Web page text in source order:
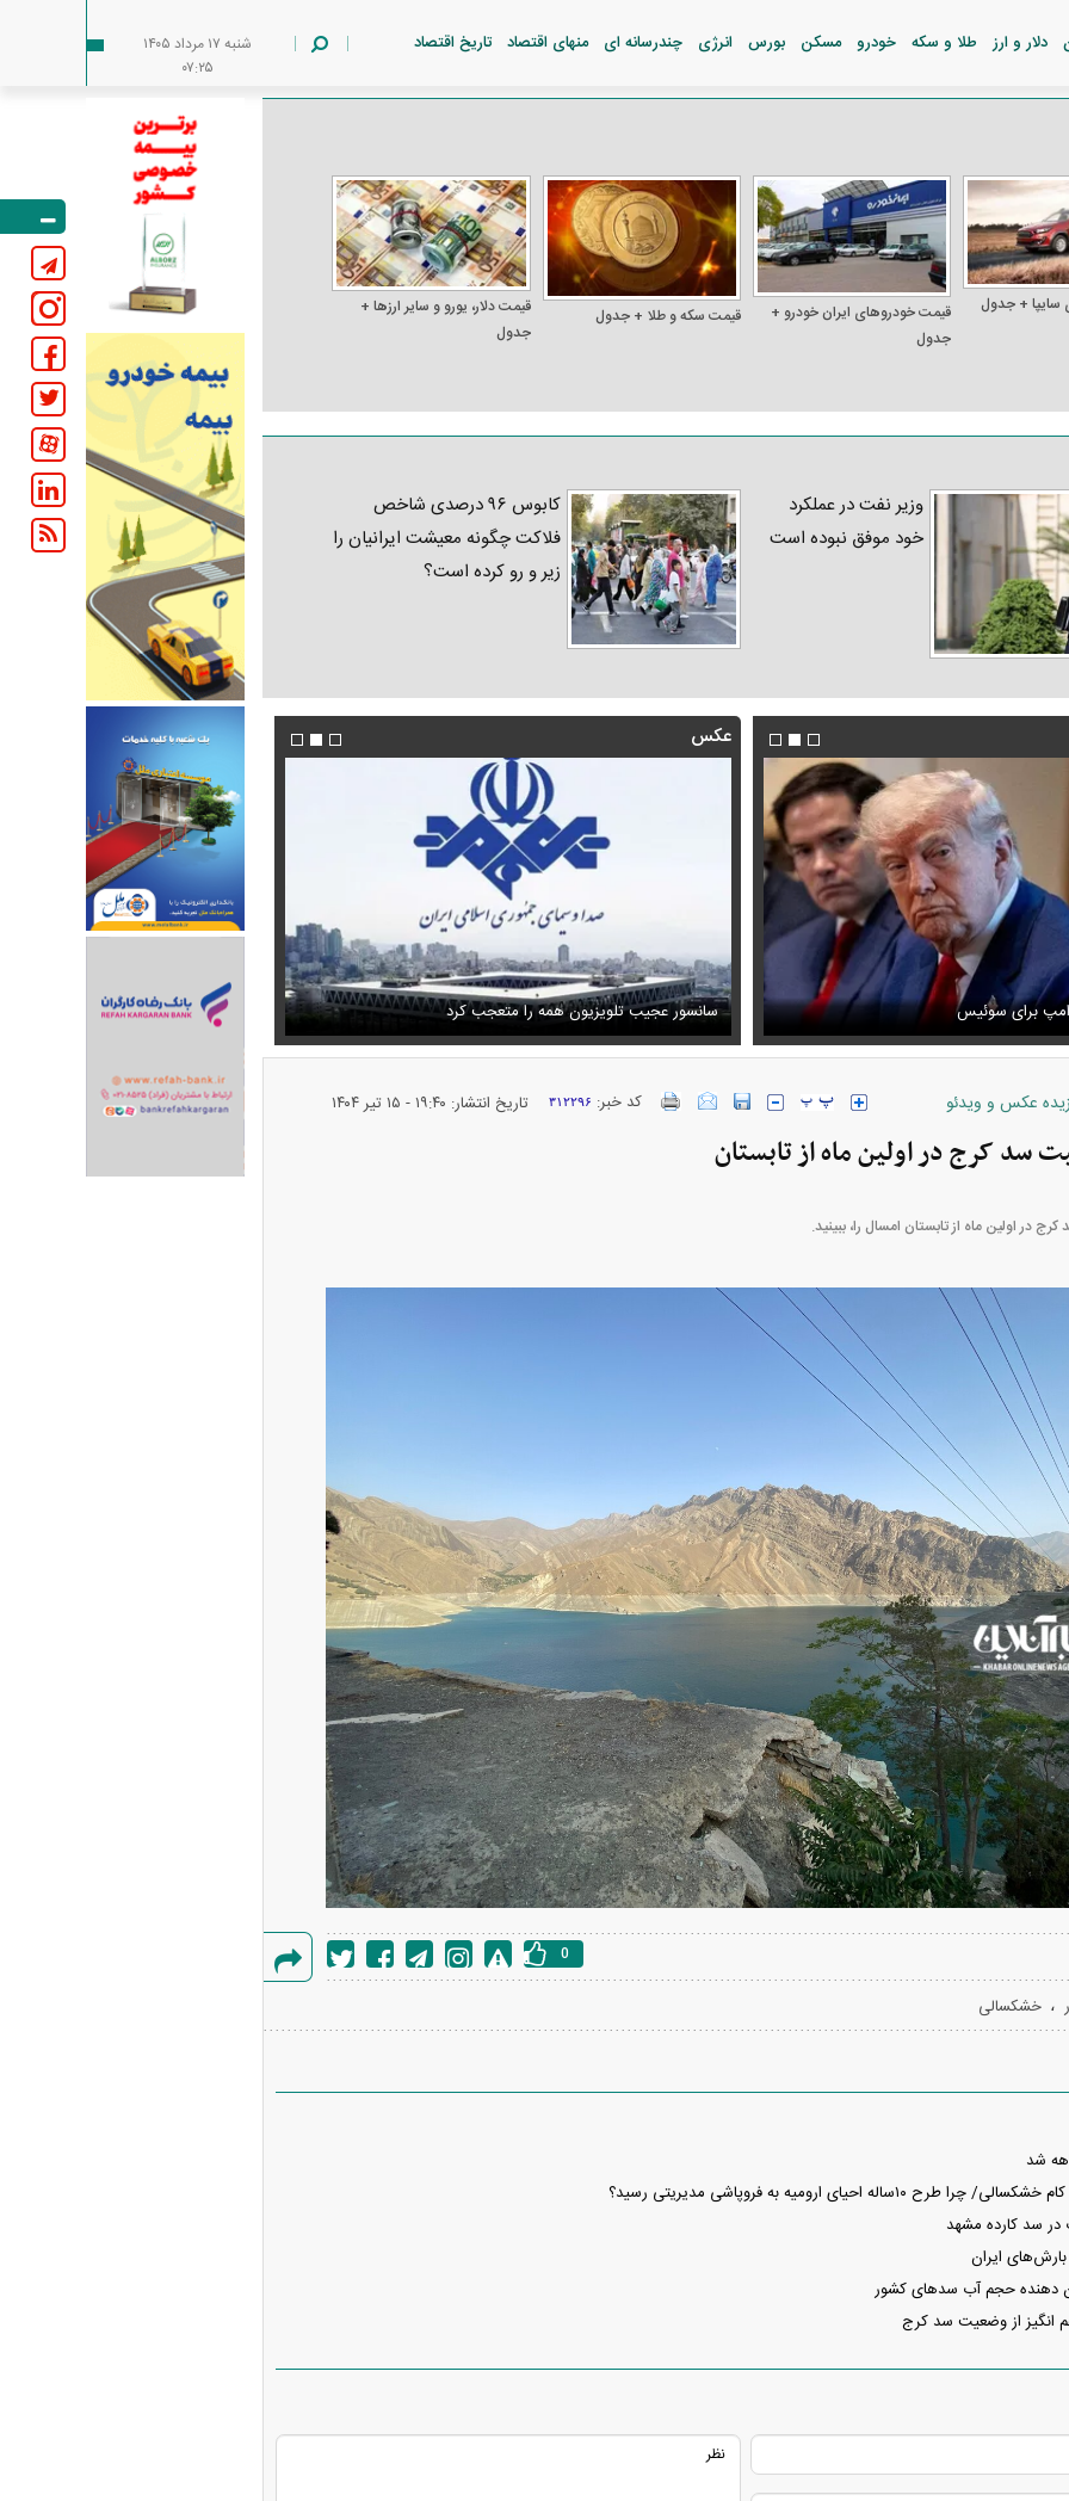
دلار و ارز طلا و سکه خودرو مسکن بورس انرژی چندرسانه ای منهای اقتصاد تاریخ اقتصاد
شنبه ۱۷ مرداد ۱۴۰۵
۰۷:۲۵
+ جدول
قیمت خودرو‌های ایران خودرو +
جدول
قیمت سکه و طلا + جدول
قیمت دلار، یورو و سایر ارز‌ها +
جدول
وزیر نفت در عملکرد
خود موفق نبوده است
کابوس ۹۶ درصدی شاخص
فلاکت چگونه معیشت ایرانیان را
زیر و رو کرده است؟
برای سوئیس
فیلم/ توصیه رهبر شهید درباره احتمال اسارت مجتبی و مصطفی
خامنه ای
فیلم/پزشکیان:از قالیباف خواهش کردیم که رئیس
شود
عکس
نوه ناصرالدین شاه در لباس دامادی سانسور عجیب تلویزیون همه را متعجب کرد استایل جدید صابر ابر در فضای مجازی
عکس و ویدئو کد خبر: ۳۱۲۲۹۶ تاریخ انتشار: ۱۹:۴۰ - ۱۵ تير ۱۴۰۴
کرج در اولین ماه از تابستان
در اولین ماه از تابستان امسال را، ببینید.
گزارش
0
، خشکسالی
احیای ارومیه به فروپاشی مدیریتی رسید؟
سد کارده مشهد
دهنده حجم آب سد‌های کشور
انگیز از وضعیت سد کرج
مسکن؛ فنر
شده
کارنامه مردود محسن پاک‌ نژاد؛ از افت شدید
درآمد ارزی تا بازی با عزل و نصب‌ها
شد/ اولین
سیاسی + جدول
هجوم خودروسازان چینی به اروپا؛ آیا
کارخانه‌های بحران‌زده نجات پیدا می‌کنند؟
واردات خودرو از منطقه آزاد تهران؛ مناظره
داغی که بازار خودرو را تحت تأثیر قرار داد
قدرت تهدید
رونمایی از پوکو M ۸ پاور با باتری ۸۰۰۰
چین از بمب افکن H-۶N با موشک هسته‌ای